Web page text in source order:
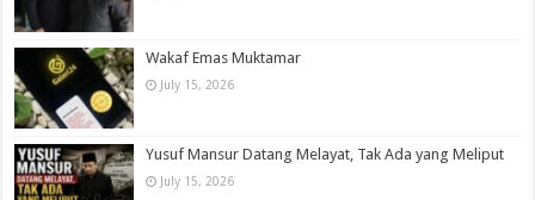
Wakaf Emas Muktamar
July 15, 2026
Yusuf Mansur Datang Melayat, Tak Ada yang Meliput
July 15, 2026